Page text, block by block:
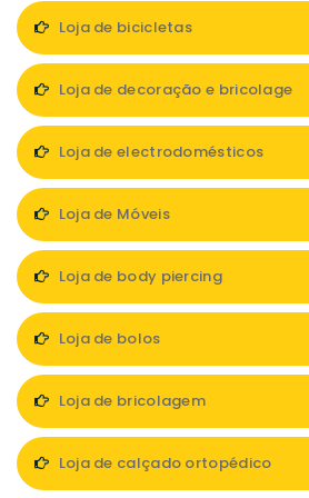
Loja de bicicletas
Loja de decoração e bricolage
Loja de electrodomésticos
Loja de Móveis
Loja de body piercing
Loja de bolos
Loja de bricolagem
Loja de calçado ortopédico